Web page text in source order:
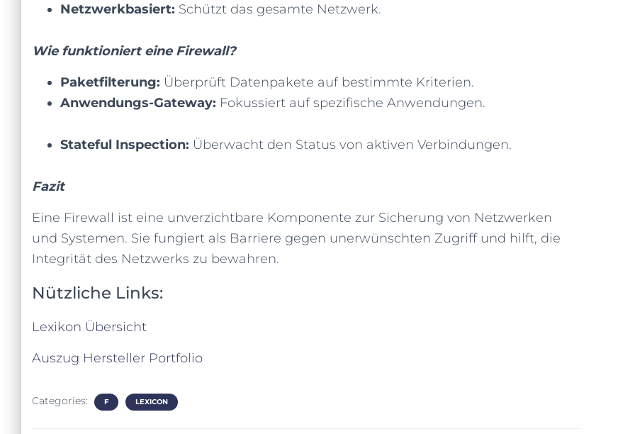
Netzwerkbasiert: Schützt das gesamte Netzwerk.
Wie funktioniert eine Firewall?
Paketfilterung: Überprüft Datenpakete auf bestimmte Kriterien.
Anwendungs-Gateway: Fokussiert auf spezifische Anwendungen.
Stateful Inspection: Überwacht den Status von aktiven Verbindungen.
Fazit
Eine Firewall ist eine unverzichtbare Komponente zur Sicherung von Netzwerken
und Systemen. Sie fungiert als Barriere gegen unerwünschten Zugriff und hilft, die
Integrität des Netzwerks zu bewahren.
Nützliche Links:
Lexikon Übersicht
Auszug Hersteller Portfolio
Categories: F LEXICON